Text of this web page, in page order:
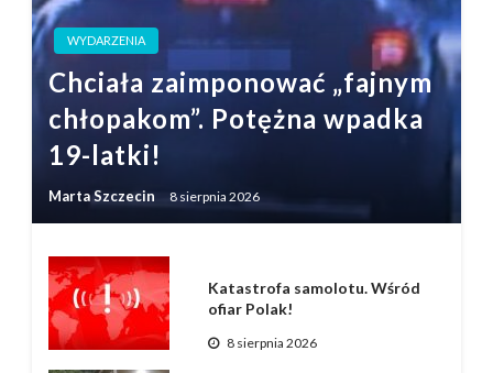
WYDARZENIA
Chciała zaimponować „fajnym
chłopakom”. Potężna wpadka
19-latki!
Marta Szczecin 8 sierpnia 2026
Katastrofa samolotu. Wśród
ofiar Polak!
8 sierpnia 2026